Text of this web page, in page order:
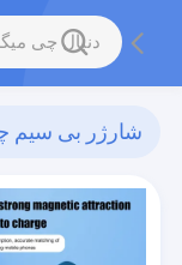
شارژر بی سیم